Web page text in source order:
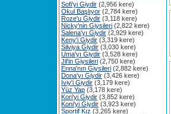
Sofi'yi Giydir (2,956 kere)
Okul Başlıyor (2,784 kere)
Roze'u Giydir (3,118 kere)
Nicky'nin Giysileri (2,822 kere)
Salena'yı Giydir (2,929 kere)
Keny'i Giydir (3,319 kere)
Silviya Giydir (3,030 kere)
Uma'yı Giydir (3,528 kere)
Jil'in Giysileri (2,750 kere)
Enna'nın Giysileri (2,882 kere)
Dona'yı Giydir (3,426 kere)
Iviy'i Giydir (3,179 kere)
Yüz Yap (3,178 kere)
Kori'yi Giydir (3,852 kere)
Koni'yi Giydir (3,923 kere)
Sportif Kız (3,265 kere)